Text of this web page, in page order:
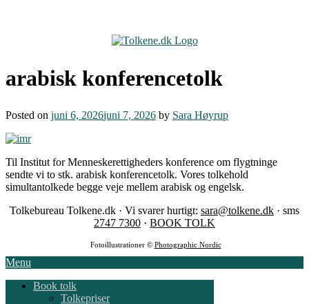
arabisk konferencetolk
Posted on juni 6, 2026juni 7, 2026 by Sara Høyrup
Til Institut for Menneskerettigheders konference om flygtninge
sendte vi to stk. arabisk konferencetolk. Vores tolkehold
simultantolkede begge veje mellem arabisk og engelsk.
Tolkebureau Tolkene.dk · Vi svarer hurtigt: sara@tolkene.dk · sms
2747 7300 · BOOK TOLK
Fotoillustrationer © Photographic Nordic
Menu
Book tolk
Tolkepriser